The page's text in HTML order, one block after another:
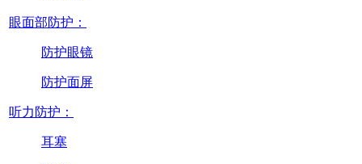
眼面部防护：
防护眼镜
防护面屏
听力防护：
耳塞